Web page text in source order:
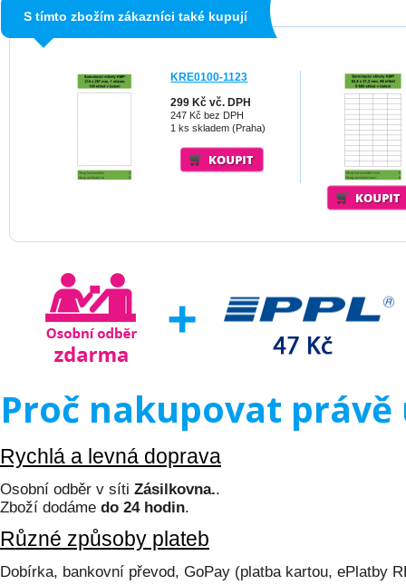
S tímto zbožím zákazníci také kupují
KRE0100-1123
299 Kč vč. DPH
247 Kč bez DPH
1 ks skladem (Praha)
Proč nakupovat právě
Rychlá a levná doprava
Osobní odběr v síti Zásilkovna..
Zboží dodáme do 24 hodin.
Různé způsoby plateb
Dobírka, bankovní převod, GoPay (platba kartou, ePlatby